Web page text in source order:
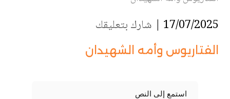
17/07/2025 | شارك بتعليقك
الفتاريوس وأمه الشهيدان
استمع إلى النص